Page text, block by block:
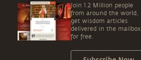
Join 1.2 Million people
from around the world,
get wisdom articles
delivered in the mailbox
for free.